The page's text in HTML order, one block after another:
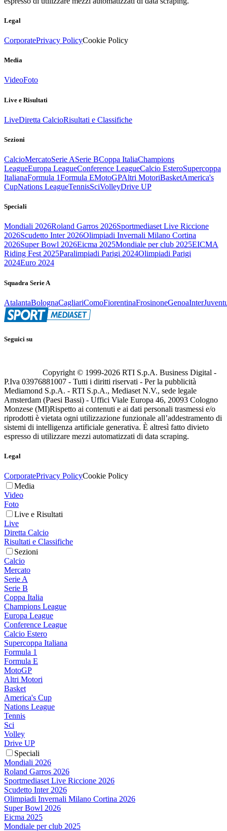
Legal
CorporatePrivacy PolicyCookie Policy
Media
VideoFoto
Live e Risultati
LiveDiretta CalcioRisultati e Classifiche
Sezioni
CalcioMercatoSerie ASerie BCoppa ItaliaChampions
LeagueEuropa LeagueConference LeagueCalcio EsteroSupercoppa
ItalianaFormula 1Formula EMotoGPAltri MotoriBasketAmerica's
CupNations LeagueTennisSciVolleyDrive UP
Speciali
Mondiali 2026Roland Garros 2026Sportmediaset Live Riccione
2026Scudetto Inter 2026Olimpiadi Invernali Milano Cortina
2026Super Bowl 2026Eicma 2025Mondiale per club 2025EICMA
Riding Fest 2025Paralimpiadi Parigi 2024Olimpiadi Parigi
2024Euro 2024
Squadra Serie A
AtalantaBolognaCagliariComoFiorentinaFrosinoneGenoaInter
Seguici su
Copyright © 1999-2026 RTI S.p.A. Business Digital -
P.Iva 03976881007 - Tutti i diritti riservati - Per la pubblicità
Mediamond S.p.A. - RTI S.p.A., Mediaset N.V., sede legale
Amsterdam (Paesi Bassi) - Uffici Viale Europa 46, 20093 Cologno
Monzese (MI)Rispetto ai contenuti e ai dati personali trasmessi e/o
riprodotti è vietata ogni utilizzazione funzionale all’addestramento di
sistemi di intelligenza artificiale generativa. È altresì fatto divieto
espresso di utilizzare mezzi automatizzati di data scraping.
Legal
CorporatePrivacy PolicyCookie Policy
Media
Video
Foto
Live e Risultati
Live
Diretta Calcio
Risultati e Classifiche
Sezioni
Calcio
Mercato
Serie A
Serie B
Coppa Italia
Champions League
Europa League
Conference League
Calcio Estero
Supercoppa Italiana
Formula 1
Formula E
MotoGP
Altri Motori
Basket
America's Cup
Nations League
Tennis
Sci
Volley
Drive UP
Speciali
Mondiali 2026
Roland Garros 2026
Sportmediaset Live Riccione 2026
Scudetto Inter 2026
Olimpiadi Invernali Milano Cortina 2026
Super Bowl 2026
Eicma 2025
Mondiale per club 2025